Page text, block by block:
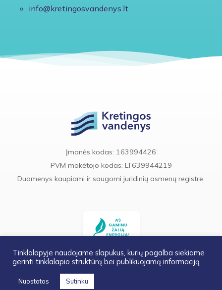
info@kretingosvandenys.lt
Įmonės kodas: 163994426
PVM mokėtojo kodas: LT639944219
Duomenys kaupiami ir saugomi juridinių asmenų registre.
© UAB „Kretingos vandenys“. Visos teisės saugomos.
Tinklalapyje naudojame slapukus, kurių pagalba siekiame
gerinti tinklalapio struktūrą bei publikuojamą informaciją.
Nuostatos Sutinku